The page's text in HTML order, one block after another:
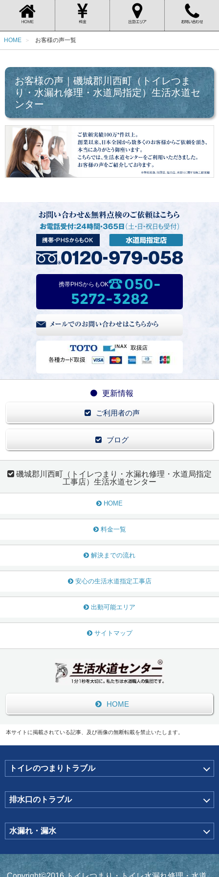
HOME お客様の声一覧
お客様の声｜磯城郡川西町（トイレつま
り・水漏れ修理・水道局指定）生活水道セ
ンター
携帯PHSからもOK
050-
5272-3282
更新情報
ご利用者の声
ブログ
磯城郡川西町（トイレつまり・水漏れ修理・水道局指定
工事店）生活水道センター
HOME
料金一覧
解決までの流れ
安心の生活水道指定工事店
出動可能エリア
サイトマップ
HOME
本サイトに掲載されている記事、及び画像の無断転載を禁止いたします。
トイレのつまりトラブル
排水口のトラブル
水漏れ・漏水